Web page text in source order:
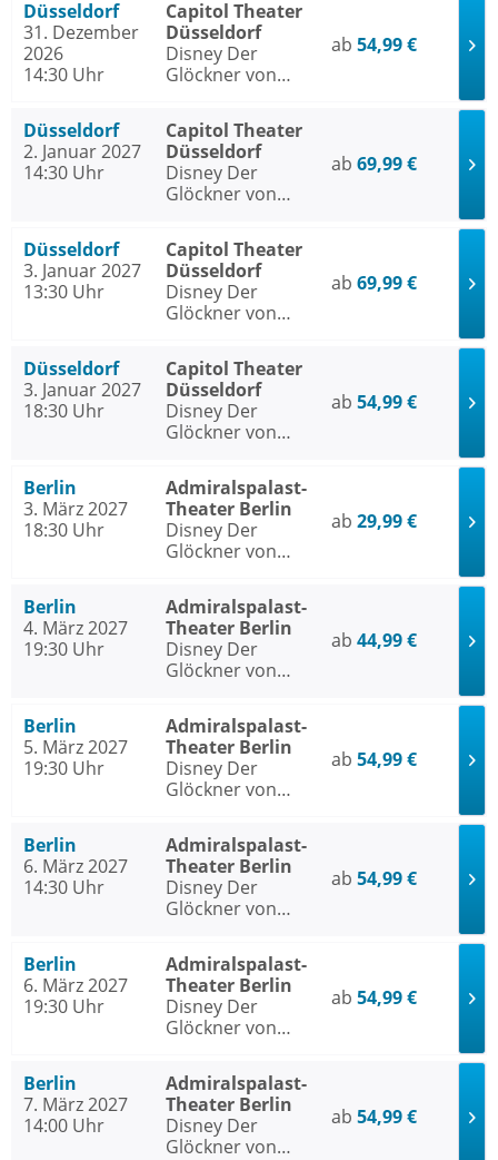
Düsseldorf
31. Dezember
2026
14:30 Uhr
Capitol Theater
Düsseldorf
Disney Der
Glöckner von
ab 54,99 €
Düsseldorf
2. Januar 2027
14:30 Uhr
Capitol Theater
Düsseldorf
Disney Der
Glöckner von
ab 69,99 €
Düsseldorf
3. Januar 2027
13:30 Uhr
Capitol Theater
Düsseldorf
Disney Der
Glöckner von
ab 69,99 €
Düsseldorf
3. Januar 2027
18:30 Uhr
Capitol Theater
Düsseldorf
Disney Der
Glöckner von
ab 54,99 €
Berlin
3. März 2027
18:30 Uhr
Admiralspalast-
Theater Berlin
Disney Der
Glöckner von
ab 29,99 €
Berlin
4. März 2027
19:30 Uhr
Admiralspalast-
Theater Berlin
Disney Der
Glöckner von
ab 44,99 €
Berlin
5. März 2027
19:30 Uhr
Admiralspalast-
Theater Berlin
Disney Der
Glöckner von
ab 54,99 €
Berlin
6. März 2027
14:30 Uhr
Admiralspalast-
Theater Berlin
Disney Der
Glöckner von
ab 54,99 €
Berlin
6. März 2027
19:30 Uhr
Admiralspalast-
Theater Berlin
Disney Der
Glöckner von
ab 54,99 €
Berlin
7. März 2027
14:00 Uhr
Admiralspalast-
Theater Berlin
Disney Der
Glöckner von
ab 54,99 €